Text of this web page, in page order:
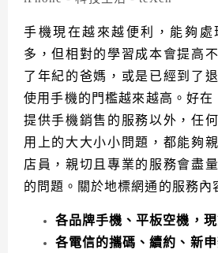
手機現在越來越便利，能夠處
多，但相對的學習成本會提高
了年紀的爸媽，或是已經到了
使用手機的門檻越來越高。好在
提供手機銷售的服務以外，任
用上的大大小小問題，都能夠
店員，親切且專業的服務會盡
的問題。 關於地標網通的服務內
各品牌手機、平板空機，
各電信的攜碼、續約、新